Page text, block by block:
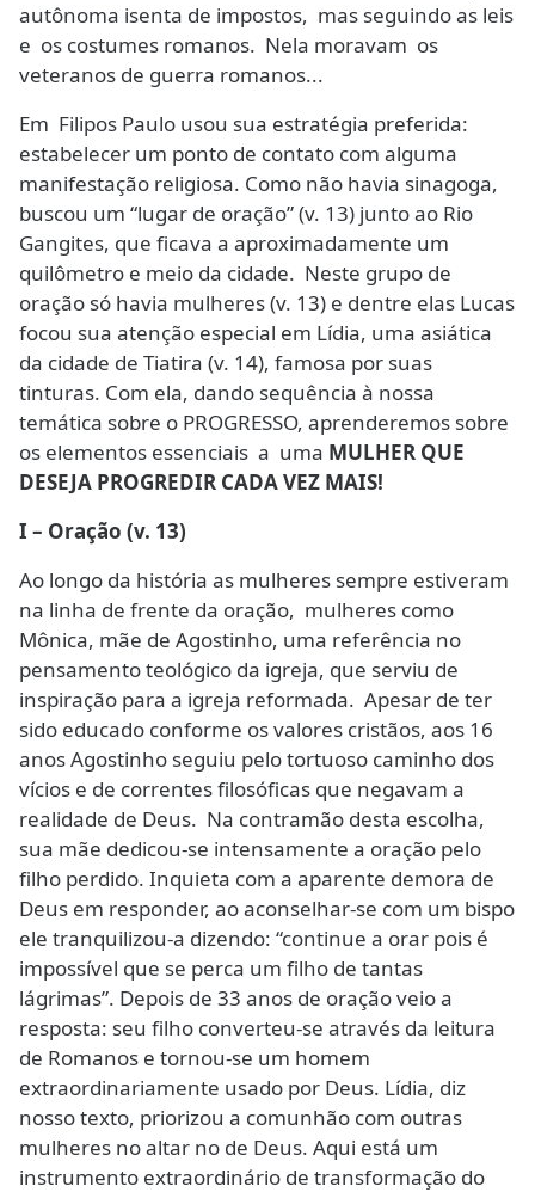
autônoma isenta de impostos, mas seguindo as leis
e os costumes romanos. Nela moravam os
veteranos de guerra romanos...
Em Filipos Paulo usou sua estratégia preferida:
estabelecer um ponto de contato com alguma
manifestação religiosa. Como não havia sinagoga,
buscou um “lugar de oração” (v. 13) junto ao Rio
Gangites, que ficava a aproximadamente um
quilômetro e meio da cidade. Neste grupo de
oração só havia mulheres (v. 13) e dentre elas Lucas
focou sua atenção especial em Lídia, uma asiática
da cidade de Tiatira (v. 14), famosa por suas
tinturas. Com ela, dando sequência à nossa
temática sobre o PROGRESSO, aprenderemos sobre
os elementos essenciais a uma MULHER QUE
DESEJA PROGREDIR CADA VEZ MAIS!
I – Oração (v. 13)
Ao longo da história as mulheres sempre estiveram
na linha de frente da oração, mulheres como
Mônica, mãe de Agostinho, uma referência no
pensamento teológico da igreja, que serviu de
inspiração para a igreja reformada. Apesar de ter
sido educado conforme os valores cristãos, aos 16
anos Agostinho seguiu pelo tortuoso caminho dos
vícios e de correntes filosóficas que negavam a
realidade de Deus. Na contramão desta escolha,
sua mãe dedicou-se intensamente a oração pelo
filho perdido. Inquieta com a aparente demora de
Deus em responder, ao aconselhar-se com um bispo
ele tranquilizou-a dizendo: “continue a orar pois é
impossível que se perca um filho de tantas
lágrimas”. Depois de 33 anos de oração veio a
resposta: seu filho converteu-se através da leitura
de Romanos e tornou-se um homem
extraordinariamente usado por Deus. Lídia, diz
nosso texto, priorizou a comunhão com outras
mulheres no altar no de Deus. Aqui está um
instrumento extraordinário de transformação do